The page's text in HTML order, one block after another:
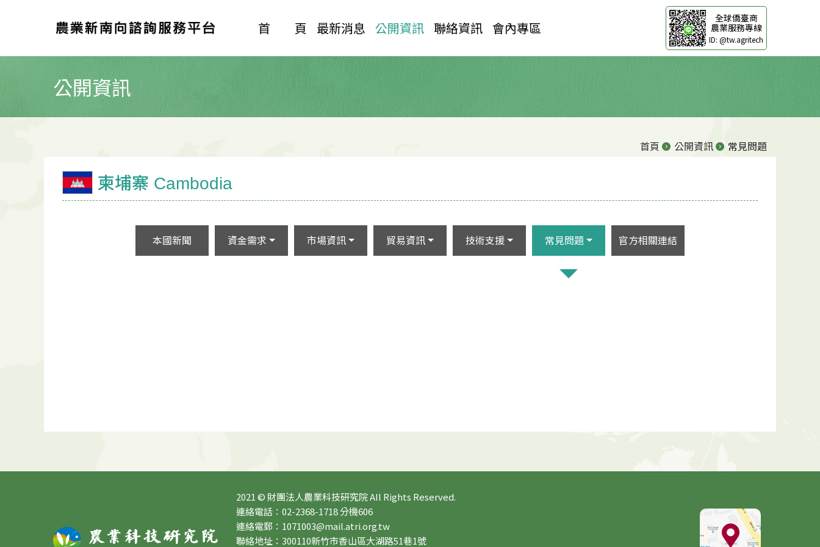
首 頁 最新消息 公開資訊 聯絡資訊 會內專區
全球僑臺商
農業服務專線
ID: @tw.agritech
公開資訊
首頁 公開資訊 常見問題
柬埔寨 Cambodia
本國新聞 資金需求 市場資訊 貿易資訊 技術支援 常見問題 官方相關連結
2021 © 財團法人農業科技研究院 All Rights Reserved.
連絡電話：02-2368-1718 分機606
連絡電郵：1071003@mail.atri.org.tw
聯絡地址：300110新竹市香山區大湖路51巷1號